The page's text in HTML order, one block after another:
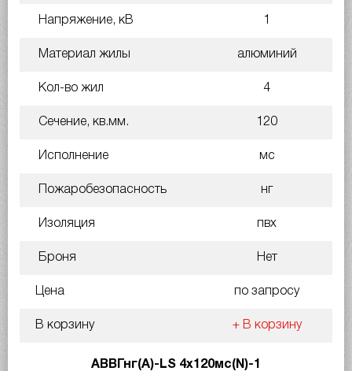
Напряжение, кВ 1
Материал жилы алюминий
Кол-во жил 4
Сечение, кв.мм. 120
Исполнение мс
Пожаробезопасность нг
Изоляция пвх
Броня Нет
Цена по запросу
В корзину + В корзину
АВВГнг(A)-LS 4х120мс(N)-1